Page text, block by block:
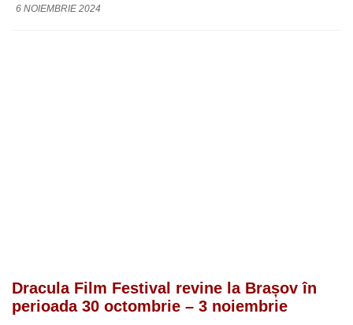
6 NOIEMBRIE 2024
Dracula Film Festival revine la Brașov în
perioada 30 octombrie – 3 noiembrie